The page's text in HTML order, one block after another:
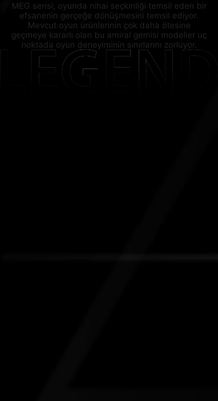
MEG serisi, oyunda nihai seçkinliği temsil eden bir
efsanenin gerçeğe dönüşmesini temsil ediyor.
Mevcut oyun ürünlerinin çok daha ötesine
geçmeye kararlı olan bu amiral gemisi modeller uç
noktada oyun deneyiminin sınırlarını zorluyor.